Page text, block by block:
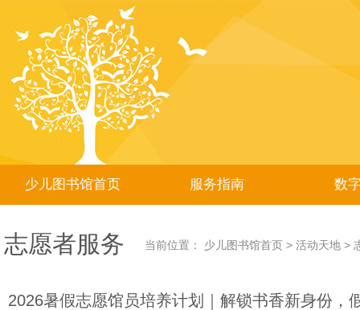
少儿图书馆首页 服务指南 数
志愿者服务 当前位置： 少儿图书馆首页 > 活动天地 >
2026暑假志愿馆员培养计划｜解锁书香新身份，